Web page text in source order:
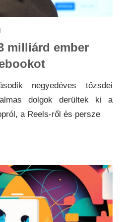
milliárd ember
negyedéves tőzsdei
dolgok derültek ki a
a Reels-ről és persze